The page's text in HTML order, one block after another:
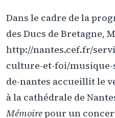
Dans le cadre de la
des Ducs de Bretagne,
http://nantes.cef.fr/
culture-et-foi/musique-
de-nantes accueillit le
à la cathédrale de
Mémoirepour un